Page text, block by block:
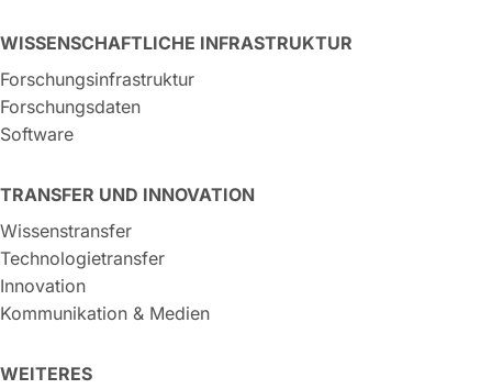
WISSENSCHAFTLICHE INFRASTRUKTUR
Forschungsinfrastruktur
Forschungsdaten
Software
TRANSFER UND INNOVATION
Wissenstransfer
Technologietransfer
Innovation
Kommunikation & Medien
WEITERES